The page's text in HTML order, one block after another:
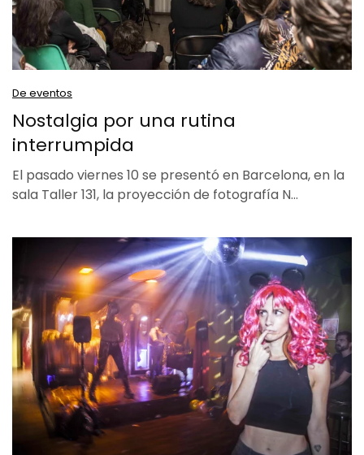
De eventos
Nostalgia por una rutina
interrumpida
El pasado viernes 10 se presentó en Barcelona, en la
sala Taller 131, la proyección de fotografía N…